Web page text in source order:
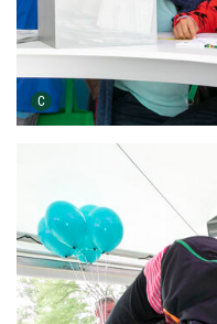
C Urheber der Grafik: